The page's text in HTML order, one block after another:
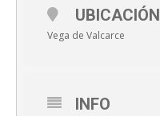
UBICACIÓN
Vega de Valcarce
INFO